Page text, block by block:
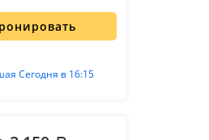
Сегодня в 16:15